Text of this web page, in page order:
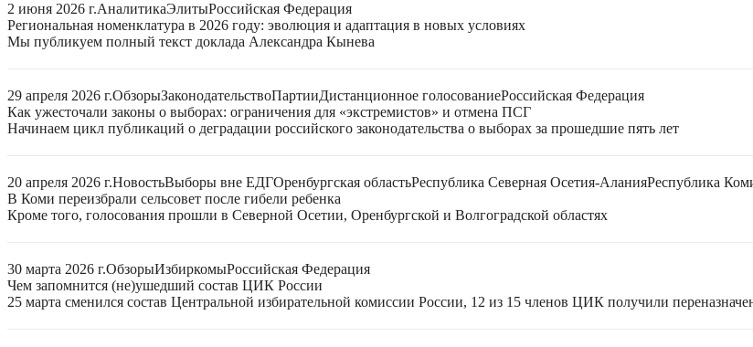
2 июня 2026 г.АналитикаЭлитыРоссийская Федерация
Региональная номенклатура в 2026 году: эволюция и адаптация в новых условиях
Мы публикуем полный текст доклада Александра Кынева
29 апреля 2026 г.ОбзорыЗаконодательствоПартииДистанционное голосованиеРоссийская Федерация
Как ужесточали законы о выборах: ограничения для «экстремистов» и отмена ПСГ
Начинаем цикл публикаций о деградации российского законодательства о выборах за прошедшие пять лет
20 апреля 2026 г.НовостьВыборы вне ЕДГОренбургская областьРеспублика Северная Осетия-АланияРеспублика
В Коми переизбрали сельсовет после гибели ребенка
Кроме того, голосования прошли в Северной Осетии, Оренбургской и Волгоградской областях
30 марта 2026 г.ОбзорыИзбиркомыРоссийская Федерация
Чем запомнится (не)ушедший состав ЦИК России
25 марта сменился состав Центральной избирательной комиссии России, 12 из 15 членов ЦИК получили